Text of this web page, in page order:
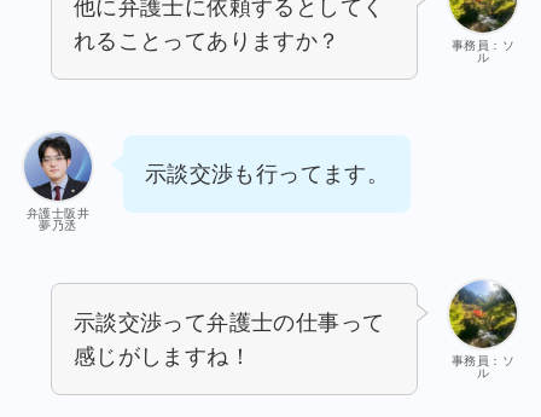
事務員：ソ
ル
他に弁護士に依頼するとしてく
れることってありますか？
弁護士阪井
夢乃丞
示談交渉も行ってます。
事務員：ソ
ル
示談交渉って弁護士の仕事って
感じがしますね！